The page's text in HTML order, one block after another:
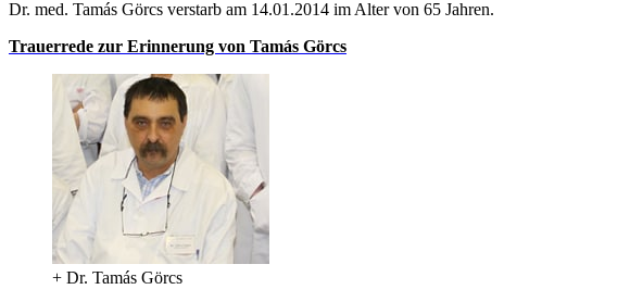
Dr. med. Tamás Görcs verstarb am 14.01.2014 im Alter von 65 Jahren.
Trauerrede zur Erinnerung von Tamás Görcs
+ Dr. Tamás Görcs